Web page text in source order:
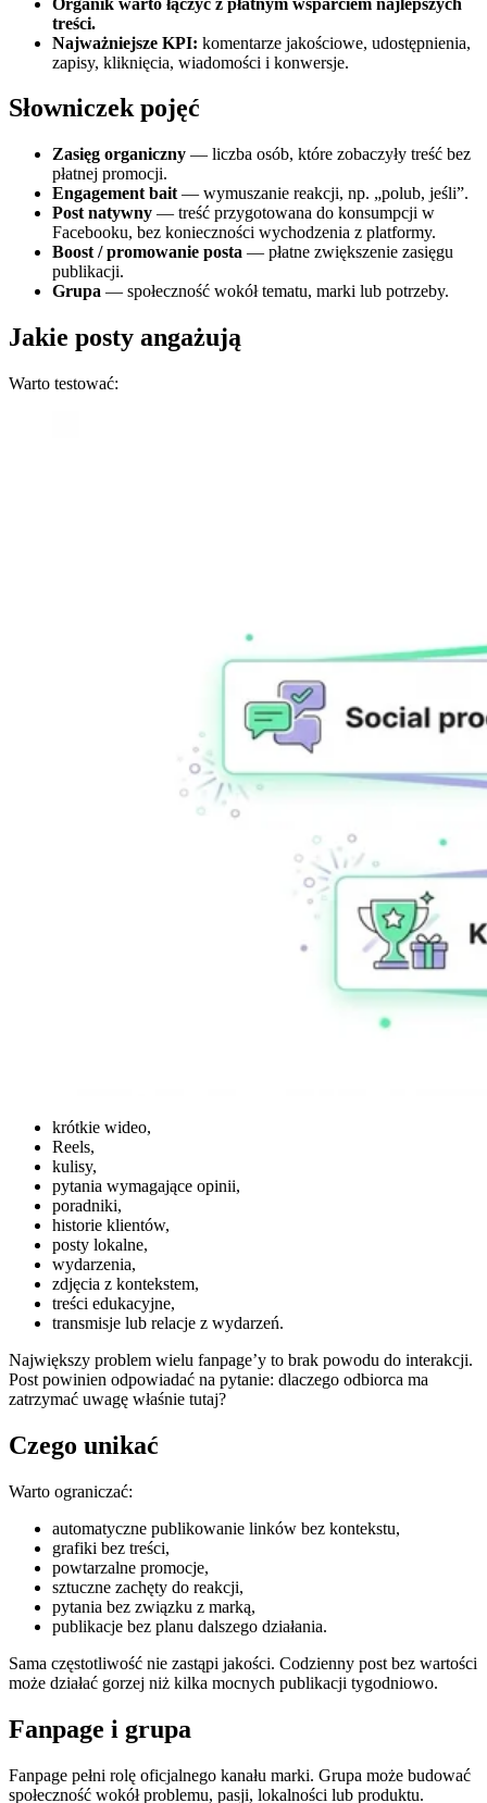
treści.
Najważniejsze KPI: komentarze jakościowe, udostępnienia,
zapisy, kliknięcia, wiadomości i konwersje.
Słowniczek pojęć
Zasięg organiczny — liczba osób, które zobaczyły treść bez
płatnej promocji.
Engagement bait — wymuszanie reakcji, np. „polub, jeśli”.
Post natywny — treść przygotowana do konsumpcji w
Facebooku, bez konieczności wychodzenia z platformy.
Boost / promowanie posta — płatne zwiększenie zasięgu
publikacji.
Grupa — społeczność wokół tematu, marki lub potrzeby.
Jakie posty angażują
Warto testować:
krótkie wideo,
Reels,
kulisy,
pytania wymagające opinii,
poradniki,
historie klientów,
posty lokalne,
wydarzenia,
zdjęcia z kontekstem,
treści edukacyjne,
transmisje lub relacje z wydarzeń.
Największy problem wielu fanpage’y to brak powodu do interakcji.
Post powinien odpowiadać na pytanie: dlaczego odbiorca ma
zatrzymać uwagę właśnie tutaj?
Czego unikać
Warto ograniczać:
automatyczne publikowanie linków bez kontekstu,
grafiki bez treści,
powtarzalne promocje,
sztuczne zachęty do reakcji,
pytania bez związku z marką,
publikacje bez planu dalszego działania.
Sama częstotliwość nie zastąpi jakości. Codzienny post bez wartości
może działać gorzej niż kilka mocnych publikacji tygodniowo.
Fanpage i grupa
Fanpage pełni rolę oficjalnego kanału marki. Grupa może budować
społeczność wokół problemu, pasji, lokalności lub produktu.